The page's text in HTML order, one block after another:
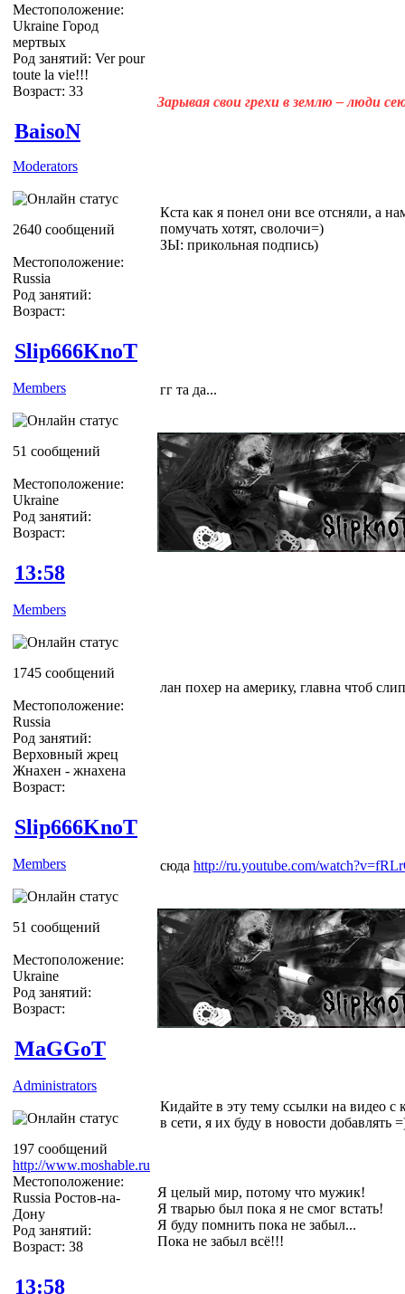
Местоположение:
Ukraine Город
мертвых
Род занятий: Ver pour
toute la vie!!!
Возраст: 33
Зарывая свои грехи в землю – люди
BaisoN
Moderators
2640 сообщений
Местоположение:
Russia
Род занятий:
Возраст:
Кста как я понел они все отсняли, а
помучать хотят, сволочи=)
ЗЫ: прикольная подпись)
Slip666KnoT
Members
51 сообщений
Местоположение:
Ukraine
Род занятий:
Возраст:
гг та да...
13:58
Members
1745 сообщений
Местоположение:
Russia
Род занятий:
Верховный жрец
Жнахен - жнахена
Возраст:
лан похер на америку, главна чтоб
Slip666KnoT
Members
51 сообщений
Местоположение:
Ukraine
Род занятий:
Возраст:
сюда http://ru.youtube.com/
MaGGoT
Administrators
197 сообщений
http://www.moshable.ru
Местоположение:
Russia Ростов-на-
Дону
Род занятий:
Возраст: 38
Кидайте в эту тему ссылки на видео с
в сети, я их буду в новости добавлять
Я целый мир, потому что мужик!
Я тварью был пока я не смог встать!
Я буду помнить пока не забыл...
Пока не забыл всё!!!
13:58